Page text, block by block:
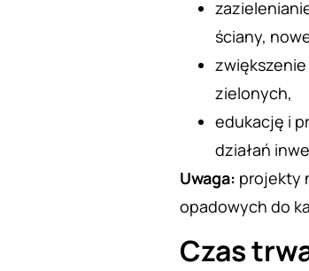
ściany,
zielonych,
edukację i
działań
Uwaga: projekty
opadowych do
Czas